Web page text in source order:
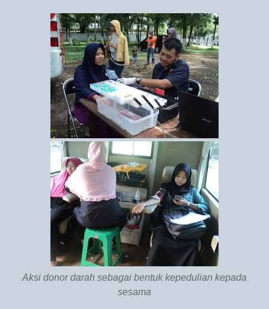
Aksi donor darah sebagai bentuk kepedulian kepada
sesama